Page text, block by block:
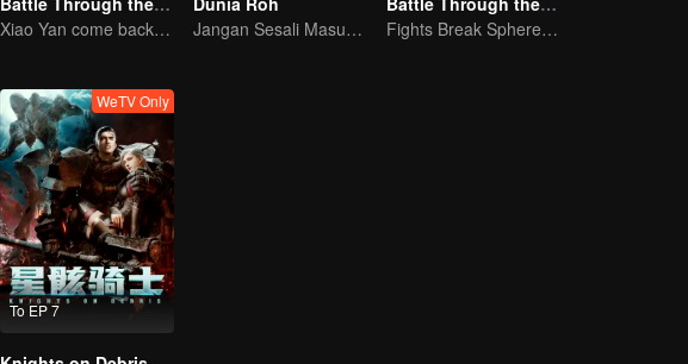
Xiao Yan come back! Everything is shifting once again ！
Jangan Sesali Masuk Gerbang Tang di Kehidupan Ini
Fights Break Sphere S3
To EP 7
WeTV Only